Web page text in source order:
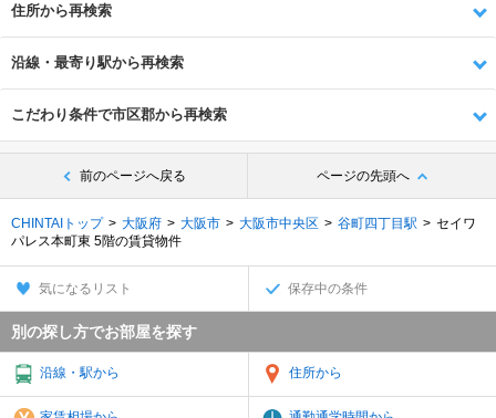
住所から再検索
沿線・最寄り駅から再検索
こだわり条件で市区郡から再検索
前のページへ戻る ページの先頭へ
CHINTAIトップ 大阪府 大阪市 大阪市中央区 谷町四丁目駅
セイワ
パレス本町東 5階の賃貸物件
気になるリスト 保存中の条件
別の探し方でお部屋を探す
沿線・駅から 住所から